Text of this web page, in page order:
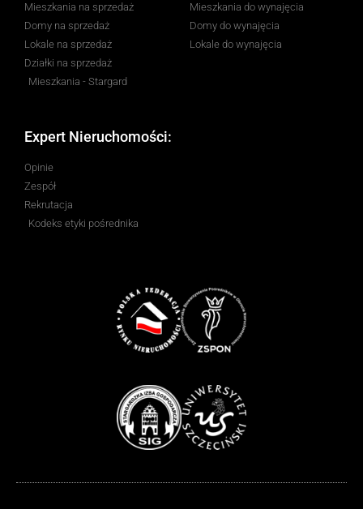
Mieszkania na sprzedaż
Domy na sprzedaż
Lokale na sprzedaż
Działki na sprzedaż
Mieszkania - Stargard
Mieszkania do wynajęcia
Domy do wynajęcia
Lokale do wynajęcia
Expert Nieruchomości:
Opinie
Zespół
Rekrutacja
Kodeks etyki pośrednika